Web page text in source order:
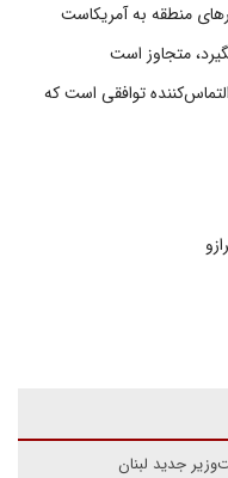
منطقه به آمریکاست
متجاوز است
توافقی است که
جدید لبنان